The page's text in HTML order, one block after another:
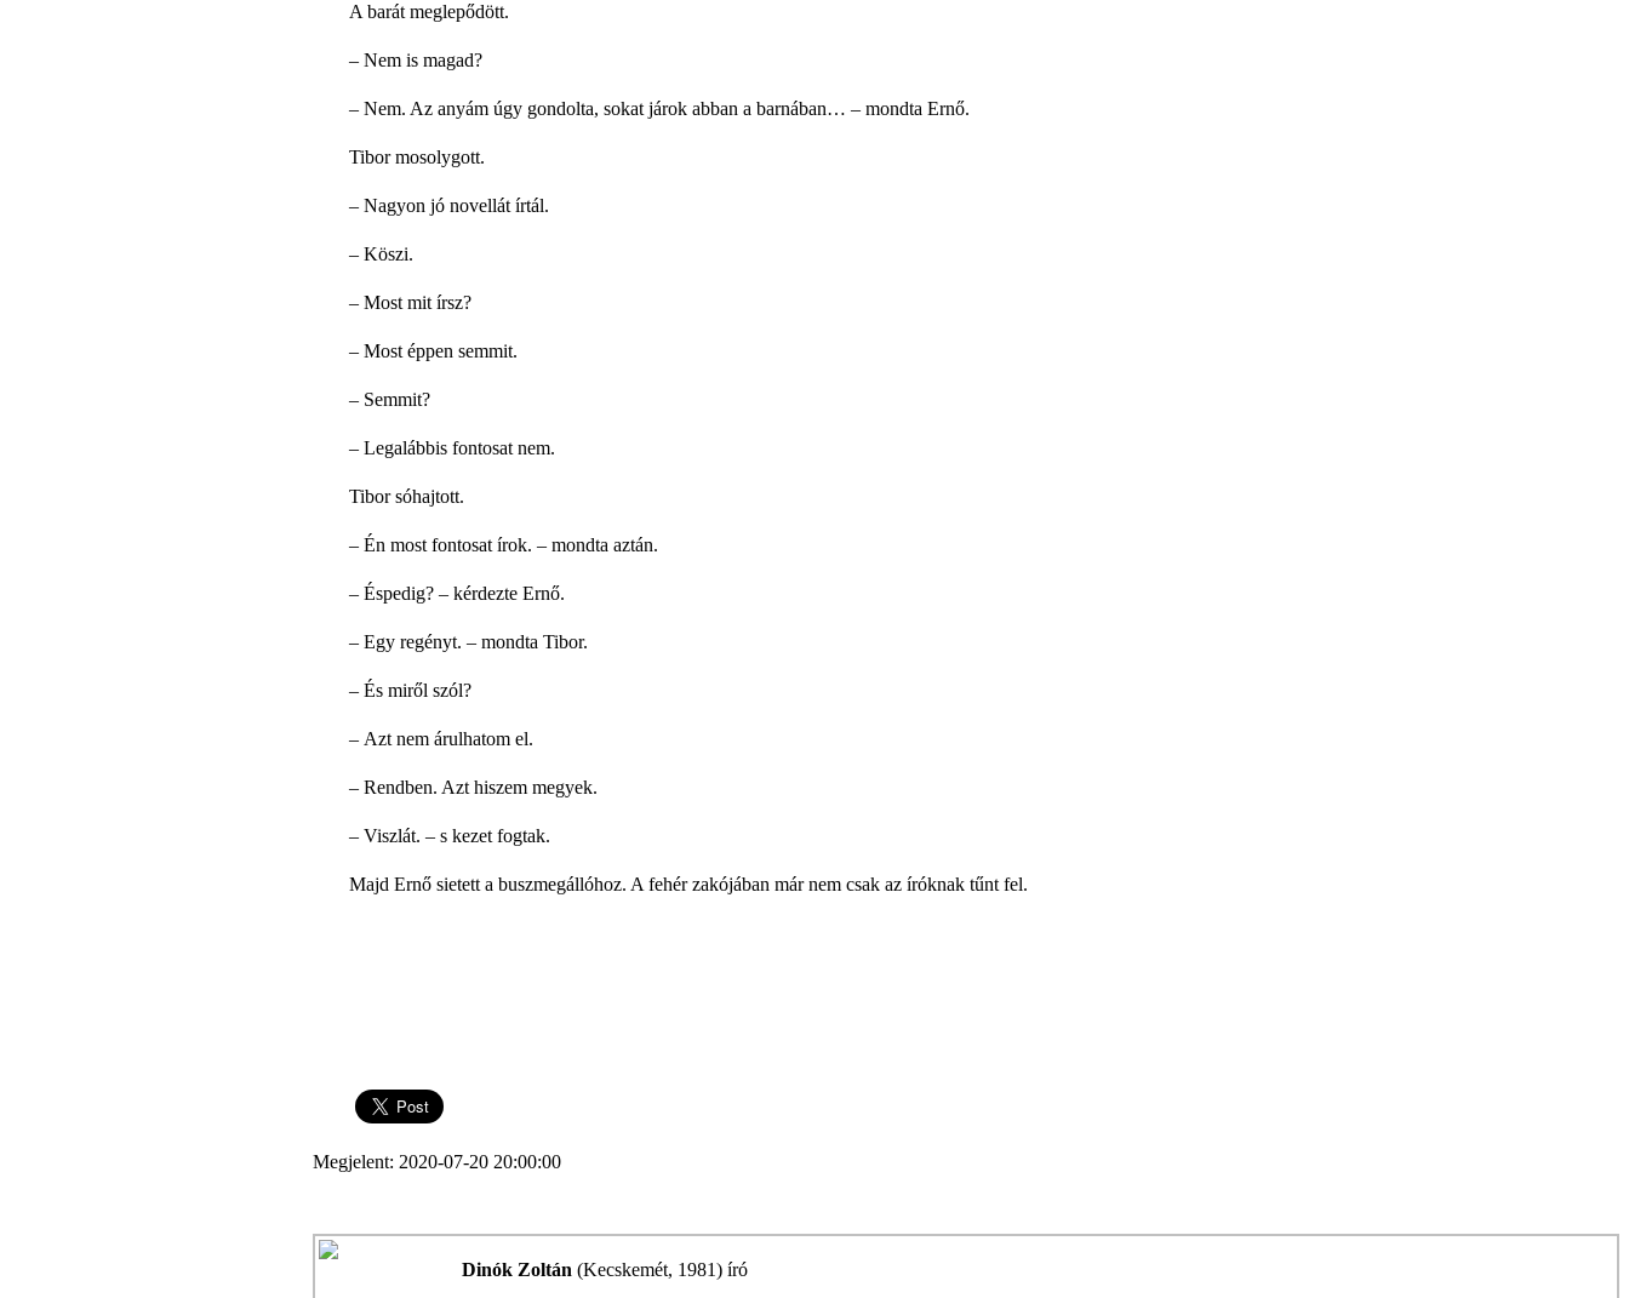
A barát meglepődött.
– Nem is magad?
– Nem. Az anyám úgy gondolta, sokat járok abban a barnában… – mondta Ernő.
Tibor mosolygott.
– Nagyon jó novellát írtál.
– Köszi.
– Most mit írsz?
– Most éppen semmit.
– Semmit?
– Legalábbis fontosat nem.
Tibor sóhajtott.
– Én most fontosat írok. – mondta aztán.
– Éspedig? – kérdezte Ernő.
– Egy regényt. – mondta Tibor.
– És miről szól?
– Azt nem árulhatom el.
– Rendben. Azt hiszem megyek.
– Viszlát. – s kezet fogtak.
Majd Ernő sietett a buszmegállóhoz. A fehér zakójában már nem csak az íróknak tűnt fel.
Megjelent: 2020-07-20 20:00:00
Dinók Zoltán (Kecskemét, 1981) író